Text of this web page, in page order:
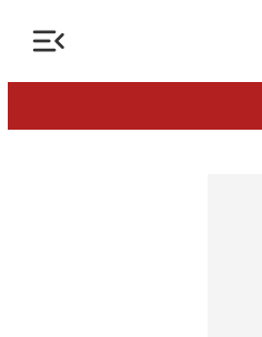
